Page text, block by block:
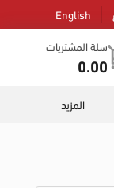
English
سلة المشتريات
0.00
المزيد